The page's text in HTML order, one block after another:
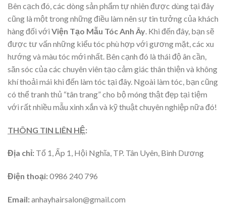
Bên cạch đó, các dòng sản phẩm tự nhiên được dùng tại đây
cũng là một trong những điều làm nên sự tin tưởng của khách
hàng đối với Viện Tạo Mẫu Tóc Anh Ây . Khi đến đây, bạn sẽ
được tư vấn những kiểu tóc phù hợp với gương mặt, các xu
hướng và màu tóc mới nhất. Bên cạnh đó là thái độ ân cần,
săn sóc của các chuyên viên tạo cảm giác thân thiện và không
khí thoải mái khi đến làm tóc tại đây. Ngoài làm tóc, bạn cũng
có thể tranh thủ “tân trang” cho bộ móng thật đẹp tại tiệm
với rất nhiều mẫu xinh xắn và kỹ thuật chuyên nghiệp nữa đó!
THÔNG TIN LIÊN HỆ:
Địa chỉ: Tổ 1, Ấp 1, Hội Nghĩa, TP. Tân Uyên, Bình Dương
Điện thoại:0986 240 796
Email:anhayhairsalon@gmail.com